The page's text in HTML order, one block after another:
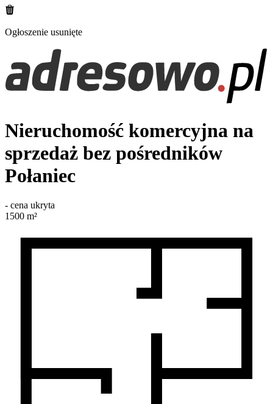
Ogłoszenie usunięte
Nieruchomość komercyjna na
sprzedaż bez pośredników
Połaniec
- cena ukryta
1500 m²